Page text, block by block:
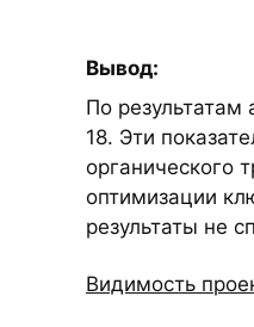
Вывод:
По
18. Эти
органического
оптимизации
результаты не
Видимость